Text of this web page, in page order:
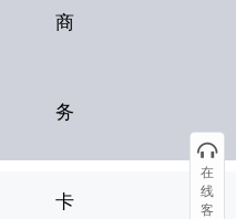
商
务
卡
在
线
客